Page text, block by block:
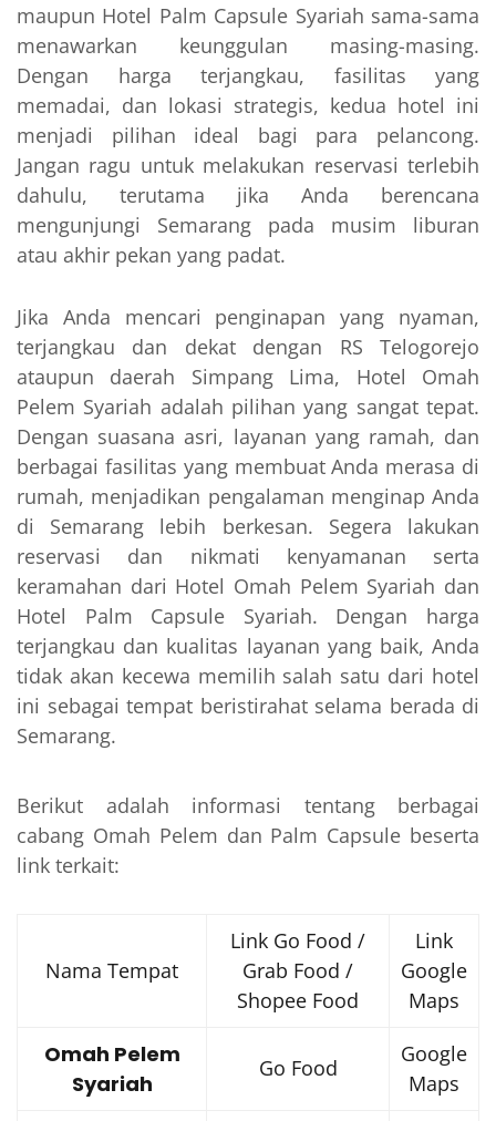
maupun Hotel Palm Capsule Syariah sama-sama
menawarkan keunggulan masing-masing.
Dengan harga terjangkau, fasilitas yang
memadai, dan lokasi strategis, kedua hotel ini
menjadi pilihan ideal bagi para pelancong.
Jangan ragu untuk melakukan reservasi terlebih
dahulu, terutama jika Anda berencana
mengunjungi Semarang pada musim liburan
atau akhir pekan yang padat.
Jika Anda mencari penginapan yang nyaman,
terjangkau dan dekat dengan RS Telogorejo
ataupun daerah Simpang Lima, Hotel Omah
Pelem Syariah adalah pilihan yang sangat tepat.
Dengan suasana asri, layanan yang ramah, dan
berbagai fasilitas yang membuat Anda merasa di
rumah, menjadikan pengalaman menginap Anda
di Semarang lebih berkesan. Segera lakukan
reservasi dan nikmati kenyamanan serta
keramahan dari Hotel Omah Pelem Syariah dan
Hotel Palm Capsule Syariah. Dengan harga
terjangkau dan kualitas layanan yang baik, Anda
tidak akan kecewa memilih salah satu dari hotel
ini sebagai tempat beristirahat selama berada di
Semarang.
Berikut adalah informasi tentang berbagai
cabang Omah Pelem dan Palm Capsule beserta
link terkait:
Nama Tempat
Link Go Food /
Grab Food /
Shopee Food
Link
Google
Maps
Omah Pelem
Syariah
Go Food
Google
Maps